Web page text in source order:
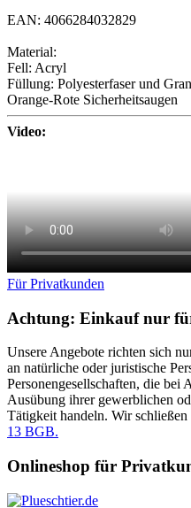
EAN: 4066284032829
Material:
Fell: Acryl
Füllung: Polyesterfaser und
Orange-Rote Sicherheitsaugen
Video:
Für Privatkunden
Achtung: Einkauf nur
Unsere Angebote richten sich
an natürliche oder juristische
Personengesellschaften, die bei
Ausübung ihrer gewerblichen
Tätigkeit handeln. Wir
13 BGB.
Onlineshop für